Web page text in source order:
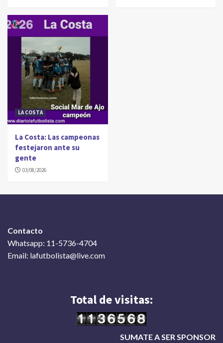
LA COSTA
La Costa: Las campeonas
festejaron ante su
gente
03/08/2026
Contacto
Whatsapp: 11-5736-4704
Email: lafutbolista@live.com
Total de visitas:
SUMATE A SER SPONSOR